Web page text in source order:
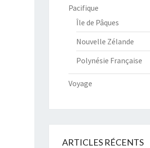
Pacifique
Île de Pâques
Nouvelle Zélande
Polynésie Française
Voyage
ARTICLES RÉCENTS